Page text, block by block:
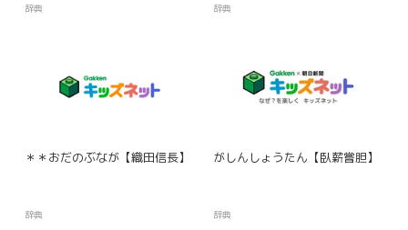
辞典 辞典
＊＊おだのぶなが【織田信長】
辞典
がしんしょうたん【臥薪嘗胆】
辞典